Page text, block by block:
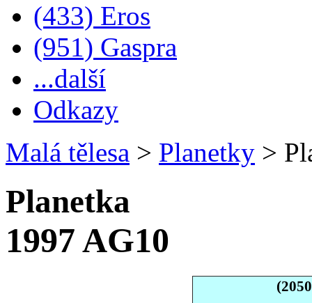
(433) Eros
(951) Gaspra
...další
Odkazy
Malá tělesa > Planetky >
Planetka
1997 AG10